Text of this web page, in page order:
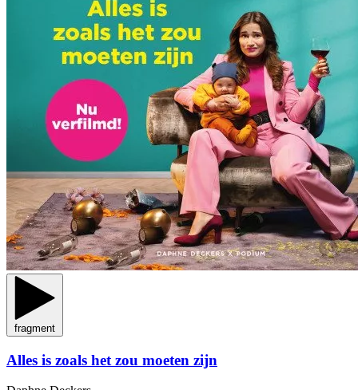
fragment
Alles is zoals het zou moeten zijn